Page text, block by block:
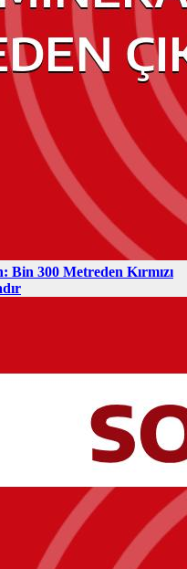
Bin 300 Metreden Kırmızı